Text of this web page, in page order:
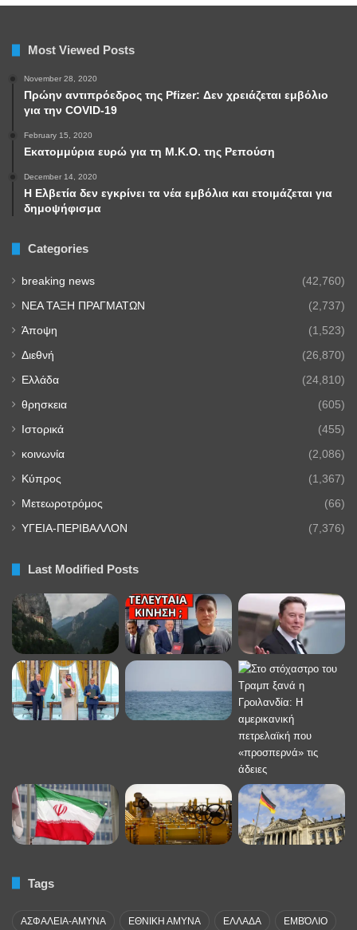
Most Viewed Posts
November 28, 2020
Πρώην αντιπρόεδρος της Pfizer: Δεν χρειάζεται εμβόλιο
για την COVID-19
February 15, 2020
Εκατομμύρια ευρώ για τη Μ.Κ.Ο. της Ρεπούση
December 14, 2020
Η Ελβετία δεν εγκρίνει τα νέα εμβόλια και ετοιμάζεται για
δημοψήφισμα
Categories
breaking news (42,760)
NEA TAΞΗ ΠΡΑΓΜΑΤΩΝ (2,737)
Άποψη (1,523)
Διεθνή (26,870)
Ελλάδα (24,810)
θρησκεια (605)
Ιστορικά (455)
κοινωνία (2,086)
Κύπρος (1,367)
Μετεωροτρόμος (66)
ΥΓΕΙΑ-ΠΕΡΙΒΑΛΛΟΝ (7,376)
Last Modified Posts
Tags
ΑΣΦΑΛΕΙΑ-ΑΜΥΝΑ ΕΘΝΙΚΗ ΑΜΥΝΑ ΕΛΛΑΔΑ ΕΜΒΌΛΙΟ